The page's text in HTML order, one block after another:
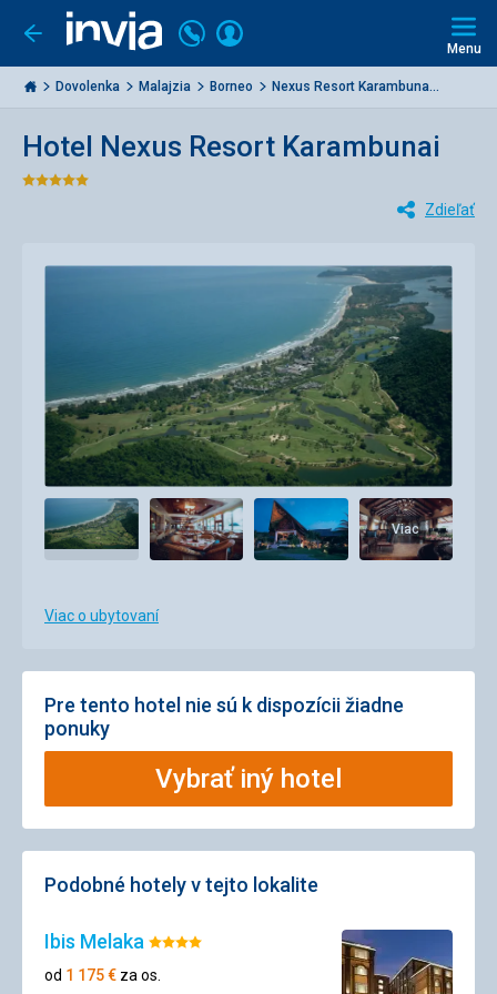
Ísť
späť
Invia.sk
Volajte
+421
2
3221
Prihlásiť
Menu
Dovolenka Malajzia Borneo Nexus Resort Karambuna...
Hotel Nexus Resort Karambunai
Hodnotenie:
Zdieľať
Viac
Viac o ubytovaní
Pre tento hotel nie sú k dispozícii žiadne
ponuky
Vybrať iný hotel
Podobné hotely v tejto lokalite
Ibis Melaka Hodnotenie:
4/5
od 1 175€ za os.